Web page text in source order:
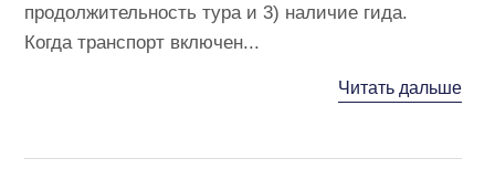
продолжительность тура и 3) наличие гида.
Когда транспорт включен...
Читать дальше